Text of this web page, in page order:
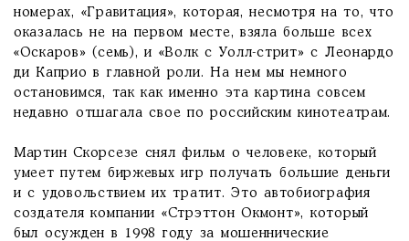
номерах, «Гравитация», которая, несмотря на то, что
оказалась не на первом месте, взяла больше всех
«Оскаров» (семь), и «Волк с Уолл-стрит» с Леонардо
ди Каприо в главной роли. На нем мы немного
остановимся, так как именно эта картина совсем
недавно отшагала свое по российским кинотеатрам.
Мартин Скорсезе снял фильм о человеке, который
умеет путем биржевых игр получать большие деньги
и с удовольствием их тратит. Это автобиография
создателя компании «Стрэттон Окмонт», который
был осужден в 1998 году за мошеннические